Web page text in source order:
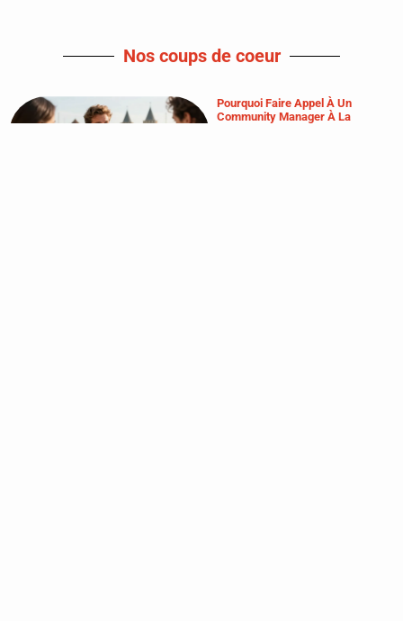
Nos coups de coeur
Pourquoi Faire Appel À Un
Community Manager À La